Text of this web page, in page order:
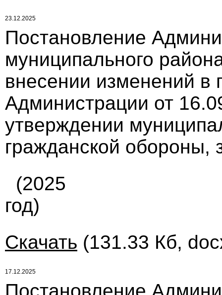
23.12.2025
Постановление
муниципального
внесении изменений в
Администрации от
утверждении
гражданской обороны,
(2025
год)
Скачать (131.33 Кб,
17.12.2025